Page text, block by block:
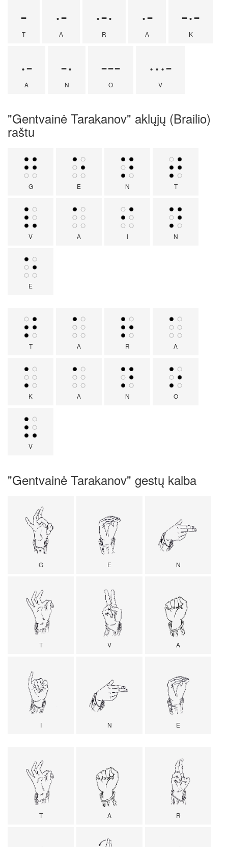
-
T
·-
A
·-·
R
·-
A
-·-
K
·-
A
-·
N
---
O
···-
V
"Gentvainė Tarakanov" aklųjų (Brailio)
raštu
G E N T
V A I N
E
T A R A
K A N O
V
"Gentvainė Tarakanov" gestų kalba
G E N
T V A
I N E
T A R